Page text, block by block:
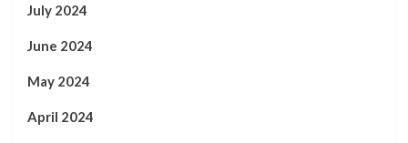
July 2024
June 2024
May 2024
April 2024